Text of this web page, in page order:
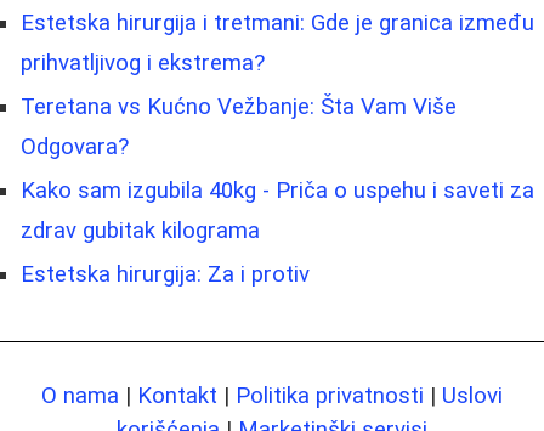
Estetska hirurgija i tretmani: Gde je granica između
prihvatljivog i ekstrema?
Teretana vs Kućno Vežbanje: Šta Vam Više
Odgovara?
Kako sam izgubila 40kg - Priča o uspehu i saveti za
zdrav gubitak kilograma
Estetska hirurgija: Za i protiv
O nama | Kontakt | Politika privatnosti | Uslovi